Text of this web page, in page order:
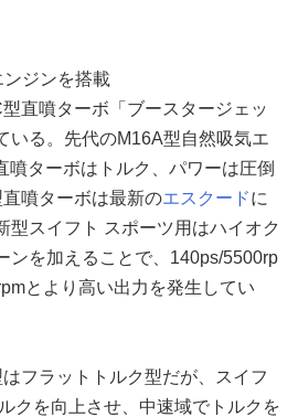
ジンを搭載
直噴ターボ「ブースタージェッ
いる。先代のM16A型自然吸気エ
噴ターボはトルク、パワーは圧倒
噴ターボは最新のエスクードに
型スイフト スポーツ用はハイオク
ンを加えることで、140ps/5500rp
とより高い出力を発生してい
フラットトルク型だが、スイフ
クを向上させ、中速域でトルクを